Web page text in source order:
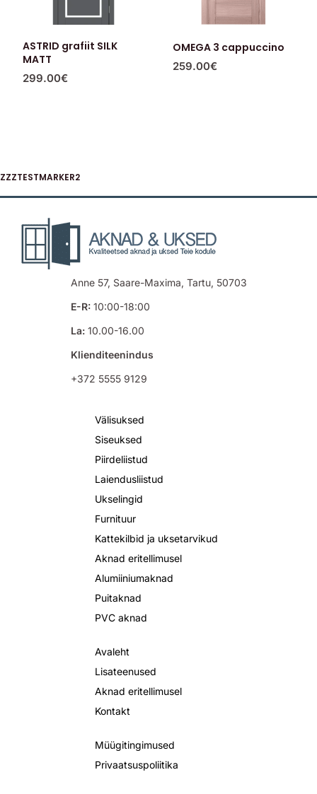
ASTRID grafiit SILK
MATT
299.00€
OMEGA 3 cappuccino
259.00€
ZZZTESTMARKER2
Anne 57, Saare-Maxima, Tartu, 50703
E-R:10:00-18:00
La:10.00-16.00
Klienditeenindus
+372 5555 9129
Välisuksed
Siseuksed
Piirdeliistud
Laiendusliistud
Ukselingid
Furnituur
Kattekilbid ja uksetarvikud
Aknad eritellimusel
Alumiiniumaknad
Puitaknad
PVC aknad
Avaleht
Lisateenused
Aknad eritellimusel
Kontakt
Müügitingimused
Privaatsuspoliitika